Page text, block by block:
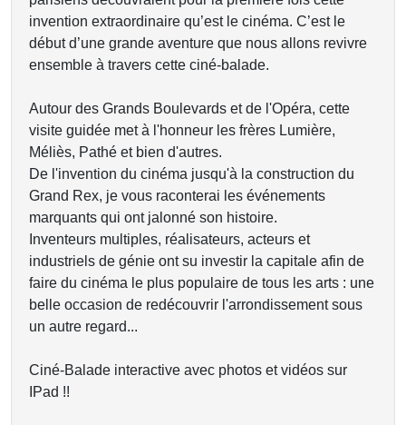
invention extraordinaire qu’est le cinéma. C’est le
début d’une grande aventure que nous allons revivre
ensemble à travers cette ciné-balade.
Autour des Grands Boulevards et de l'Opéra, cette
visite guidée met à l'honneur les frères Lumière,
Méliès, Pathé et bien d'autres.
De l'invention du cinéma jusqu'à la construction du
Grand Rex, je vous raconterai les événements
marquants qui ont jalonné son histoire.
Inventeurs multiples, réalisateurs, acteurs et
industriels de génie ont su investir la capitale afin de
faire du cinéma le plus populaire de tous les arts : une
belle occasion de redécouvrir l'arrondissement sous
un autre regard...
Ciné-Balade interactive avec photos et vidéos sur
IPad !!